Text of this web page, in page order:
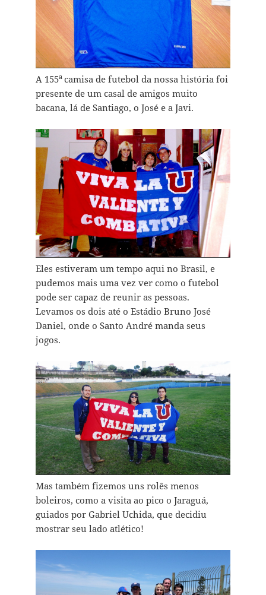
A 155a camisa de futebol da nossa história foi
presente de um casal de amigos muito
bacana, lá de Santiago, o José e a Javi.
Eles estiveram um tempo aqui no Brasil, e
pudemos mais uma vez ver como o futebol
pode ser capaz de reunir as pessoas.
Levamos os dois até o Estádio Bruno José
Daniel, onde o Santo André manda seus
jogos.
Mas também fizemos uns rolês menos
boleiros, como a visita ao pico o Jaraguá,
guiados por Gabriel Uchida, que decidiu
mostrar seu lado atlético!